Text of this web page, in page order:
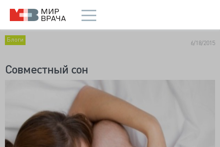
Блоги 6/18/2015
Совместный сон